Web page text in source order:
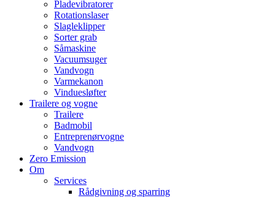
Pladevibratorer
Rotationslaser
Slagleklipper
Sorter grab
Såmaskine
Vacuumsuger
Vandvogn
Varmekanon
Vinduesløfter
Trailere og vogne
Trailere
Badmobil
Entreprenørvogne
Vandvogn
Zero Emission
Om
Services
Rådgivning og sparring